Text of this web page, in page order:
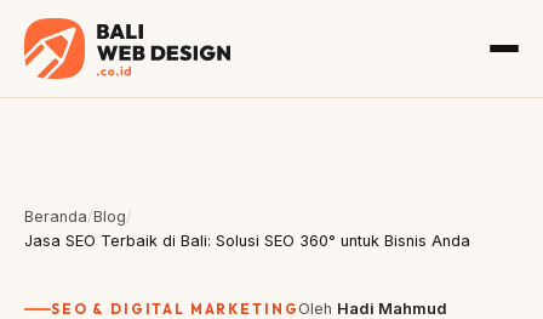
Beranda/Blog/
Jasa SEO Terbaik di Bali: Solusi SEO 360° untuk Bisnis Anda
SEO & DIGITAL MARKETING Oleh Hadi Mahmud